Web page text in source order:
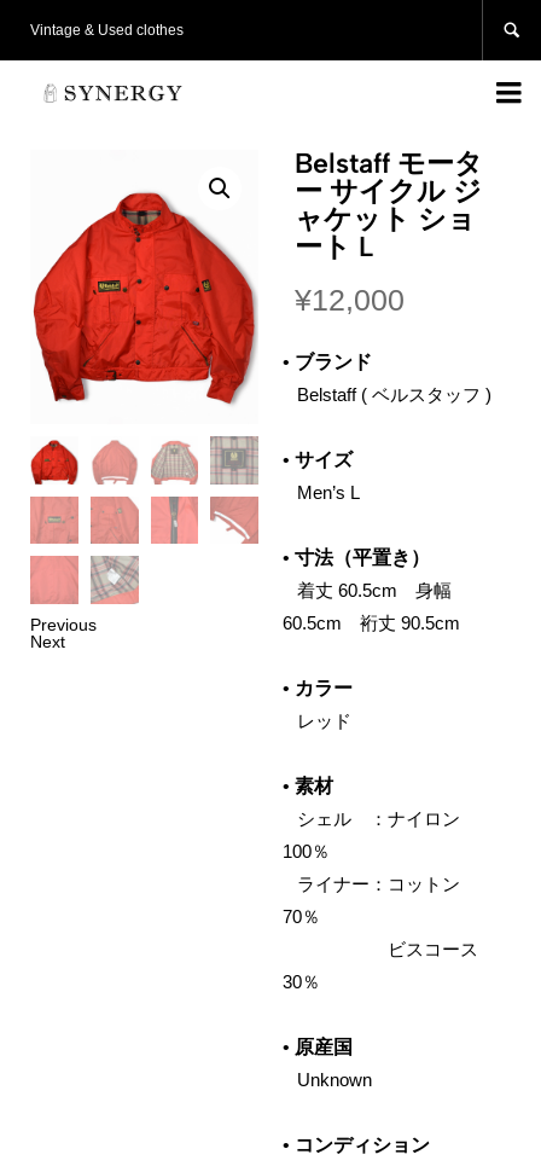
Vintage & Used clothes 

Previous
Next
Belstaff モータ
ー サイクル ジ
ャケット ショ
ート L
¥12,000
• ブランド
‌ Belstaff ( ベルスタッフ )
• サイズ
‌ Men’s L
• 寸法（平置き）
‌ 着丈 60.5cm 身幅
60.5cm 裄丈 90.5cm
• カラー
‌ レッド
• 素材
‌ シェル ：ナイロン
100％
‌ ライナー：コットン
70％
‌ ビスコース
30％
• 原産国
‌ Unknown
• コンディション